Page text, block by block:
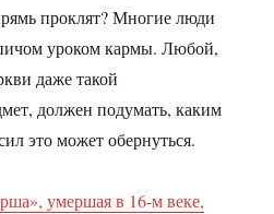
проклят? Многие люди
уроком кармы. Любой,
даже такой
должен подумать, каким
это может обернуться.
умершая в 16-м веке,